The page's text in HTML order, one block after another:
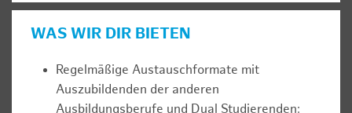
WAS WIR DIR BIETEN
Regelmäßige Austauschformate mit
Auszubildenden der anderen
Ausbildungsberufe und Dual Studierenden: